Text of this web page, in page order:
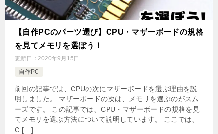
【自作PCのパーツ選び】CPU・マザーボードの規格
を見てメモリを選ぼう！
更新日： 2020年9月15日
自作PC
前回の記事では、CPUの次にマザーボードを選ぶ理由を説
明しました。 マザーボードの次は、メモリを選ぶのがスム
ーズです。 この記事では、CPU・マザーボードの規格を見
てメモリを選ぶ方法について説明しています。 ここでは、
C […]